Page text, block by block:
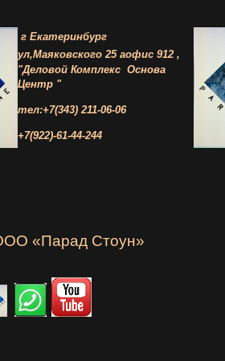
г Екатеринбург
ул,Маяковского 25 аофис 912 ,
"Деловой Комплекс Основа
Центр "
тел:+7(343) 211-06-06
+7(922)-61-44-244
«Парад Стоун»